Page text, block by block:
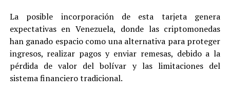
La posible incorporación de esta tarjeta genera
expectativas en Venezuela, donde las criptomonedas
han ganado espacio como una alternativa para proteger
ingresos, realizar pagos y enviar remesas, debido a la
pérdida de valor del bolívar y las limitaciones del
sistema financiero tradicional.